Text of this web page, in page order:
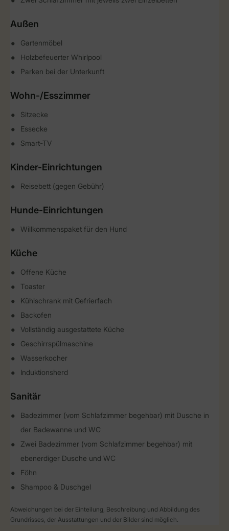
Außen
Gartenmöbel
Holzbefeuerter Whirlpool
Parken bei der Unterkunft
Wohn-/Esszimmer
Sitzecke
Essecke
Smart-TV
Kinder-Einrichtungen
Reisebett (gegen Gebühr)
Hunde-Einrichtungen
Willkommenspaket für den Hund
Küche
Offene Küche
Toaster
Kühlschrank mit Gefrierfach
Backofen
Vollständig ausgestattete Küche
Geschirrspülmaschine
Wasserkocher
Induktionsherd
Sanitär
Badezimmer (vom Schlafzimmer begehbar) mit Dusche in
der Badewanne und WC
Zwei Badezimmer (vom Schlafzimmer begehbar) mit
ebenerdiger Dusche und WC
Föhn
Shampoo & Duschgel
Abweichungen bei der Einteilung, Beschreibung und Abbildung des
Grundrisses, der Ausstattungen und der Bilder sind möglich.